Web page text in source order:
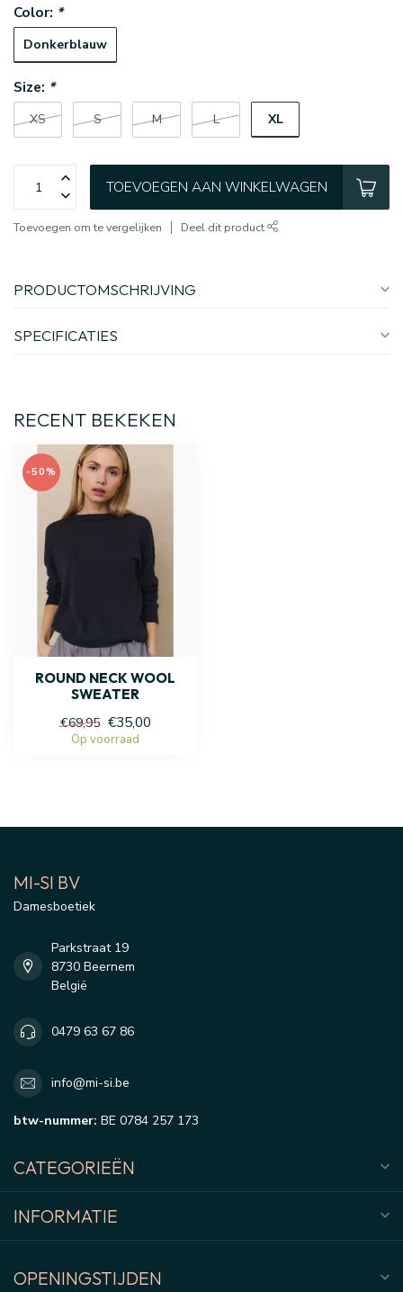
Color: *
Donkerblauw
Size: *
XS S M L XL
TOEVOEGEN AAN WINKELWAGEN
Toevoegen om te vergelijken Deel dit product
PRODUCTOMSCHRIJVING
SPECIFICATIES
RECENT BEKEKEN
-50%
ROUND NECK WOOL
SWEATER
€69,95 €35,00
Op voorraad
MI-SI BV
Damesboetiek
Parkstraat 19
8730 Beernem
België
0479 63 67 86
info@mi-si.be
btw-nummer: BE 0784 257 173
CATEGORIEËN
INFORMATIE
OPENINGSTIJDEN